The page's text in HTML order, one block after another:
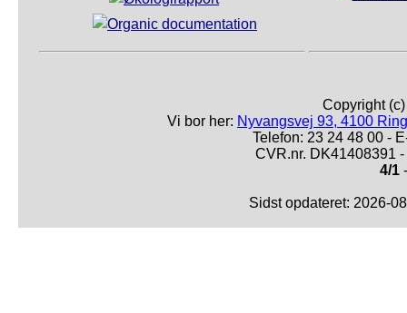
Copyright
Vi bor her: Nyvangsvej 93, 4100
Telefon: 23 24 48 00 -
CVR.nr. DK41408391
4/1
Sidst opdateret: 2026-